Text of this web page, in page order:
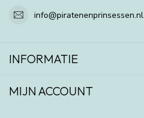
info@piratenenprinsessen.nl
INFORMATIE
MIJN ACCOUNT